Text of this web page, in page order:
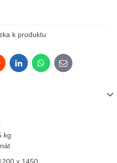
k produktu
LinkedInWhatsApp
E-mail
kg